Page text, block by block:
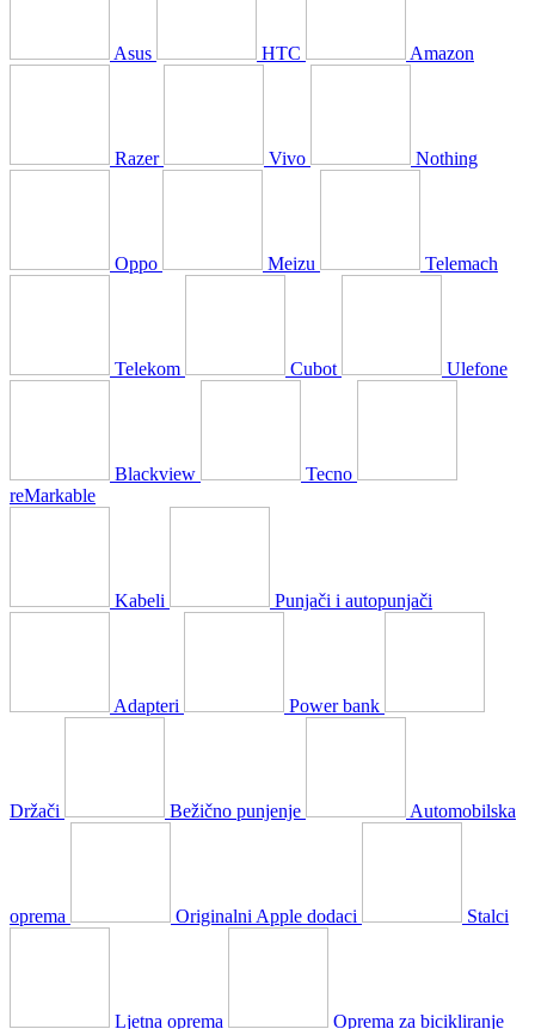
Asus HTC Amazon
Razer Vivo Nothing
Oppo Meizu Telemach
Telekom Cubot Ulefone
Blackview
Tecno
reMarkable
Kabeli Punjači i autopunjači
Adapteri Power bank
Držači Bežično punjenje Automobilska
oprema Originalni Apple dodaci Stalci
Ljetna oprema Oprema za bicikliranje